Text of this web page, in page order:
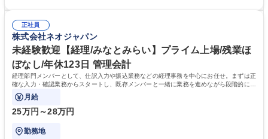
道路施設や道路工事現場の見学ツアー事業 ※入社後は上記いずれかの部門
へ配属。※業務内容変更の範囲：会社の定める業務 募集職種 【都庁グル
ープ】総合職（事務）◇残業月平均9時間未満／有給年平均16日取得
部門など多岐に渡る業務を経験できます。 ■様々なプロジェクト：駐車場
事業の他、新宿駅西口広場内に設置された照明を兼ねた広告「ブライトサ
イン」の管理運営を行うなど、事業収益を生み出す活動を積極的に行って
います。 学歴・資格 学歴：大学院 大学 高専 短大 専修学校 高校 語学力：
資格：
正社員
株式会社ネオジャパン
未経験歓迎【経理/みなとみらい】プライム上場/残業ほ
ぼなし/年休123日 管理会計
経理部門メンバーとして、仕訳入力や振込業務などの経理事務を中心にお任せ。まずは正
確な入力・確認業務からスタートし、既存メンバーと一緒に業務を進めながら段階的に経
理知識を身につけていただきます。
月給
25万円～28万円
勤務地